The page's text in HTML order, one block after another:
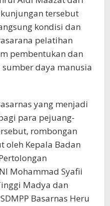
kunjungan tersebut
kondisi dan
pelatihan
pembentukan dan
daya manusia
yang menjadi
para pejuang-
rombongan
oleh Kepala Badan
Mohammad Syafii
Madya dan
Basarnas Heru